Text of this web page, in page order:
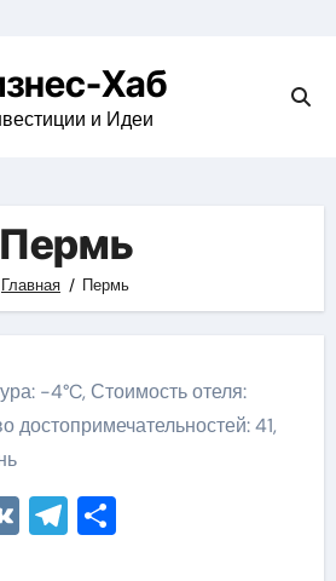
Хаб
и Идеи
Пермь
Главная Пермь
-4°C, Стоимость отеля:
достопримечательностей: 41,
VKTelegram
Отправить